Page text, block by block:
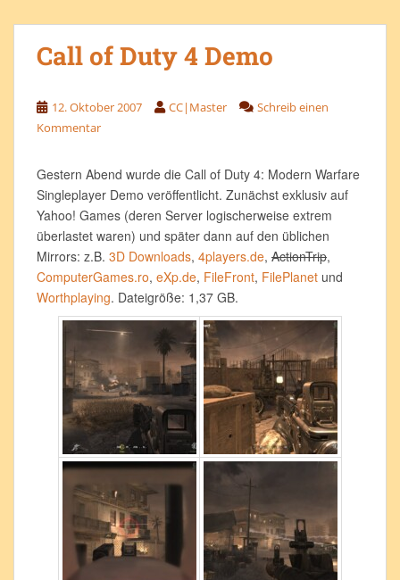
Call of Duty 4 Demo
12. Oktober 2007 CC|Master
Schreib einen
Kommentar
Gestern Abend wurde die Call of Duty 4: Modern Warfare
Singleplayer Demo veröffentlicht. Zunächst exklusiv auf
Yahoo! Games (deren Server logischerweise extrem
überlastet waren) und später dann auf den üblichen
Mirrors: z.B. 3D Downloads, 4players.de, ActionTrip,
ComputerGames.ro, eXp.de, FileFront, FilePlanet und
Worthplaying. Dateigröße: 1,37 GB.